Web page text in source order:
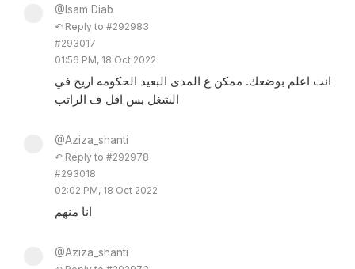
@Isam Diab
↶ Reply to #292983
#293017
01:56 PM, 18 Oct 2022
انت اعلم بوضعك. ممكن ع المدى البعيد الحكومه اريح في
الشغل بس اقل ف الراتب
@Aziza_shanti
↶ Reply to #292978
#293018
02:02 PM, 18 Oct 2022
انا منهم
@Aziza_shanti